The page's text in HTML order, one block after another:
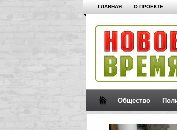
ГЛАВНАЯ О ПРОЕКТЕ
Общество